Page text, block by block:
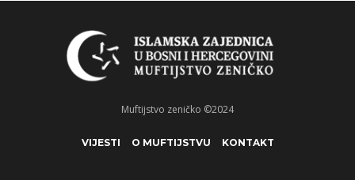
Muftijstvo zeničko ©2024
VIJESTI O MUFTIJSTVU KONTAKT